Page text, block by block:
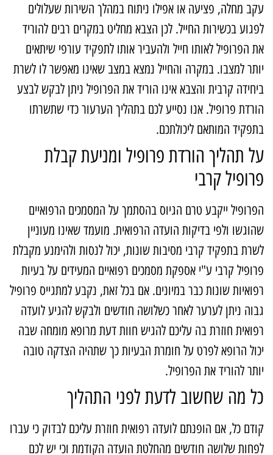
מחלה, פציעה או אפילו ניתוח במהלך השירות שעלולים
בכשירות החייל. לכן הצבא מחליט במקרים רבים להוריד
הפרופיל לאותו חייל ולהעביר אותו לתפקיד עורפי שיתאים
למצבו. במקרה והחייל נמצא במצב שאינו מאפשר לו לשרת
קרבית והצבא אינו הוריד את הפרופיל ניתן לבקש לבצע
פרופיל. אנו נסייע לכם בתהליך הערעור כדי שתשרתו
המותאם ליכולתכם.
תהליך הורדת פרופיל ומניעת קבלת
קרבי
ייקבע טרם הגיוס בהסתמך על המסמכים הרפואיים
ולפי בדיקות הועדה הרפואית. מועמד שאינו מעוניין
בתפקיד קרבי מסיבות שונות, יכול לנסות ולהימנע מקבלת
קרבי ע"י אספקת מסמכים רפואיים המעידים על בעיות
שונות כבר במיונים. אם בכל זאת, נקבע למתגייס פרופיל
ניתן לערער לאחר כשלושה חודשים ולבקש להגיע לועדה
חוזרת בה עליכם להגיש חוות דעת מרופא מומחה שבה
הרופא לפרט על חומרת הבעיות כך שתהיה הצדקה טובה
להוריד את הפרופיל.
מה שחשוב לדעת לפני התהליך
כל, אם הופנתם לועדה רפואית חוזרת עליכם לבדוק כי עברו
שלושה חודשים מהחלטת הועדה הקודמת וכי יש לכם